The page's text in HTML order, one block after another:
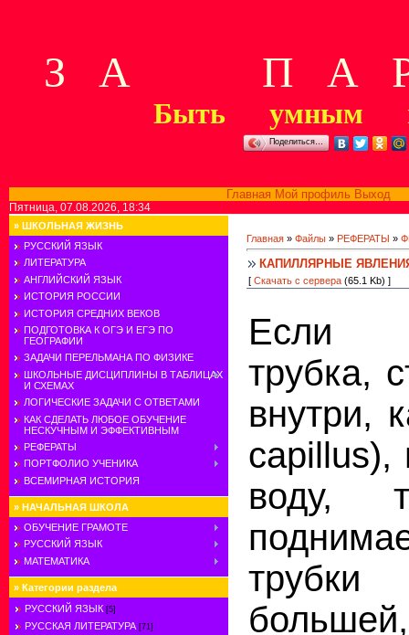
З А П А Р
Быть умным
Поделиться…
Главная Мой профиль Выход
Пятница, 07.08.2026, 18:34
» ШКОЛЬНАЯ ЖИЗНЬ
РУССКИЙ ЯЗЫК
ЛИТЕРАТУРА
АНГЛИЙСКИЙ ЯЗЫК
ИСТОРИЯ РОССИИ
ИСТОРИЯ СРЕДНИХ ВЕКОВ
ПОДГОТОВКА К ОГЭ И ЕГЭ ПО
ГЕОГРАФИИ
ЗАДАЧИ ПЕРЕЛЬМАНА ПО ФИЗИКЕ
ШКОЛЬНЫЕ ДИСЦИПЛИНЫ В ТАБЛИЦАХ
И СХЕМАХ
ЛОГИЧЕСКИЕ ЗАДАЧИ С ОТВЕТАМИ
КАК СДЕЛАТЬ ЛЮБОЕ ОБУЧЕНИЕ
НЕСКУЧНЫМ И ЭФФЕКТИВНЫМ
РЕФЕРАТЫ
ПОРТФОЛИО УЧЕНИКА
ВСЕМИРНАЯ ИСТОРИЯ
» НАЧАЛЬНАЯ ШКОЛА
ОБУЧЕНИЕ ГРАМОТЕ
РУССКИЙ ЯЗЫК
МАТЕМАТИКА
» Категории раздела
РУССКИЙ ЯЗЫК [5]
РУССКАЯ ЛИТЕРАТУРА [71]
Главная » Файлы » РЕФЕРАТЫ »
КАПИЛЛЯРНЫЕ
[ Скачать с сервера (65.1 Kb) ]
Если
трубка,
внутри,
capillus),
воду,